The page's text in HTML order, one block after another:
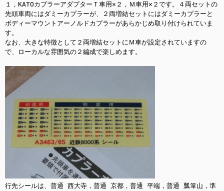
１，KATOカプラーアダプターＴ車用×２，Ｍ車用×２です。４両セットの
先頭車両にはダミーカプラーが、２両増結セットにはダミーカプラーと
ボディーマウントアーノルドカプラーがあらかじめ取り付けられていま
す。
なお、大きな特徴として２両増結セットにＭ車が設定されていますの
で、ローカルな雰囲気の２編成で楽しめます。
行先シールは、普通 西大寺，普通 京都，普通 平端，普通 瓢箪山，準